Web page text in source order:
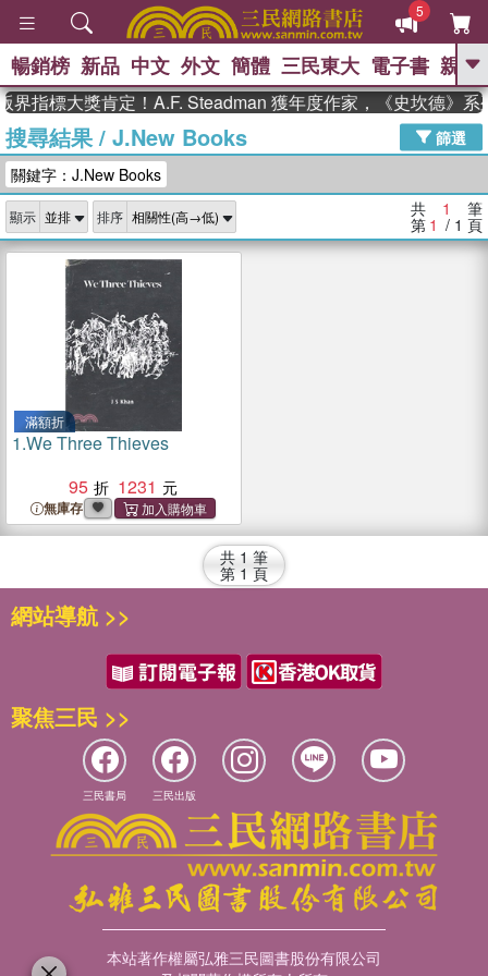
5
GO
熱搜： The Odyssey 、
父親節 、 如果歷史是一群喵 、 暑期
念華 、 台灣的李登輝時代 、 數學女
孩：黎曼猜想
偉大的迷走神經
暢銷榜 新品 中文 外文 簡體 三民東大 電子書 親子
界指標大獎肯定！A.F. Steadman 獲年度作家，《史坎德》系
搜尋結果/ J.New Books
篩選
關鍵字：J.New Books
顯示 排序 共 1 筆
第 1 / 1 頁
滿額折
1.We Three Thieves
95
1231
無庫存
共 1 筆
第 1 頁
網站導航 >>
聚焦三民 >>
三民書局 三民出版
本站著作權屬弘雅三民圖書股份有限公司